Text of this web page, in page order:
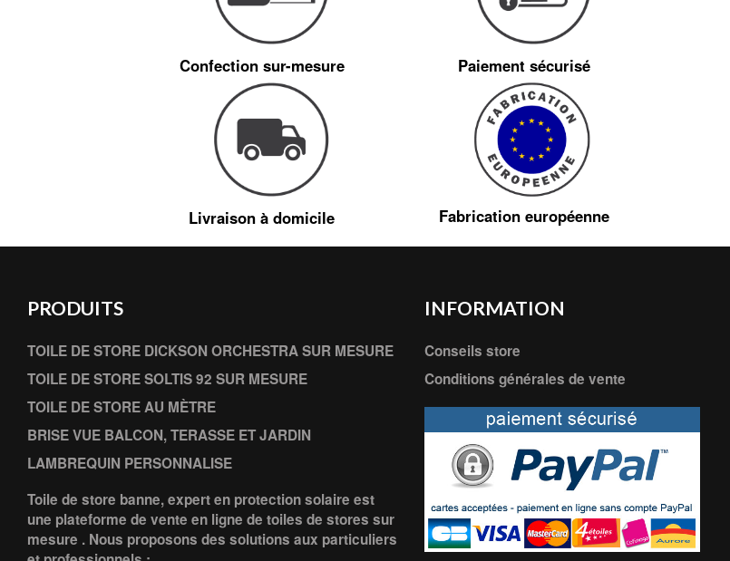
Confection sur-mesure Paiement sécurisé
Livraison à domicile Fabrication européenne
PRODUITS
TOILE DE STORE DICKSON ORCHESTRA SUR MESURE
TOILE DE STORE SOLTIS 92 SUR MESURE
TOILE DE STORE AU MÈTRE
BRISE VUE BALCON, TERASSE ET JARDIN
LAMBREQUIN PERSONNALISE
Toile de store banne, expert en protection solaire est
une plateforme de vente en ligne de toiles de stores sur
mesure . Nous proposons des solutions aux particuliers
INFORMATION
Conseils store
Conditions générales de vente